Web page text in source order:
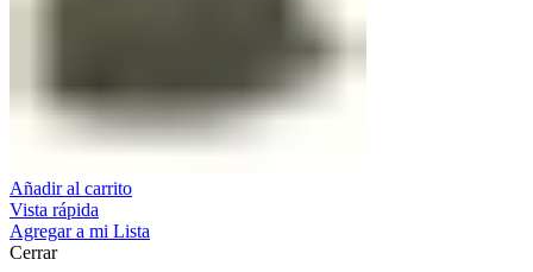
Añadir al carrito
Vista rápida
Agregar a mi Lista
Cerrar